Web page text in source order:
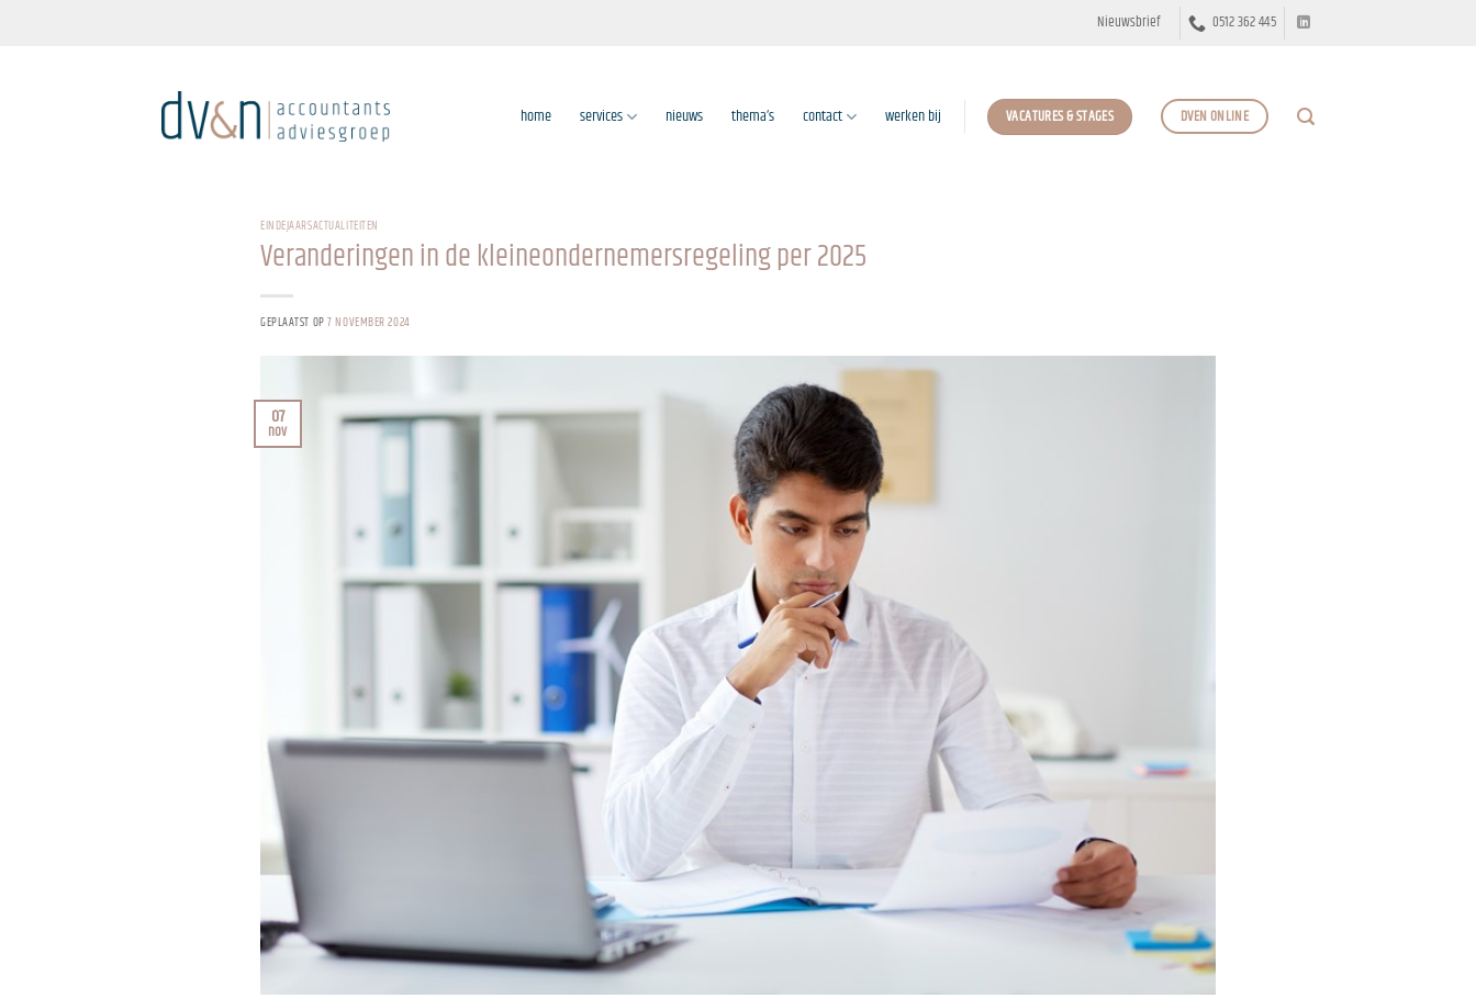
Nieuwsbrief 0512 362 445
home services nieuws thema’s contact werken bij VACATURES & STAGES DVEN ONLINE
EINDEJAARSACTUALITEITEN
Veranderingen in de kleineondernemersregeling per 2025
GEPLAATST OP7 NOVEMBER 2024
07
nov